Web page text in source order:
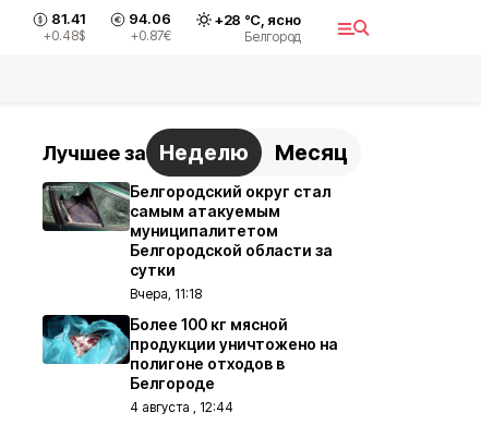
81.41
+0.48$
94.06
+0.87€
+28 °С, ясно
Белгород
Лучшее за Неделю Месяц
Белгородский округ стал
самым атакуемым
муниципалитетом
Белгородской области за
сутки
Вчера, 11:18
Более 100 кг мясной
продукции уничтожено на
полигоне отходов в
Белгороде
4 августа , 12:44